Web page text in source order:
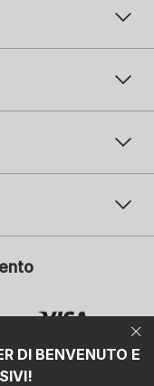
Iscrizione
DI BENVENUTO E